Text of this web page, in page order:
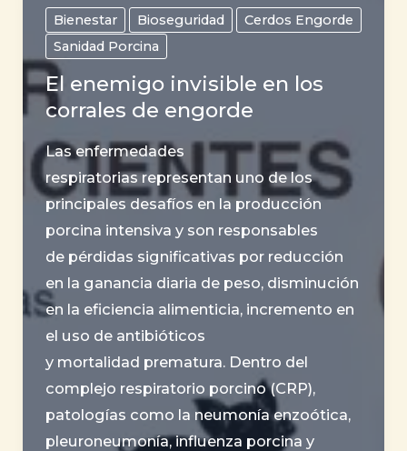
Comercialización
de
Cerdos
Vivos
Bienestar Bioseguridad
Cerdos Engorde
Sanidad Porcina
El enemigo invisible en los
corrales de engorde
Las enfermedades
respiratorias representan uno de los
principales desafíos en la producción
porcina intensiva y son responsables
de pérdidas significativas por reducción
en la ganancia diaria de peso, disminución
en la eficiencia alimenticia, incremento en
el uso de antibióticos
y mortalidad prematura. Dentro del
complejo respiratorio porcino (CRP),
patologías como la neumonía enzoótica,
pleuroneumonía, influenza porcina y